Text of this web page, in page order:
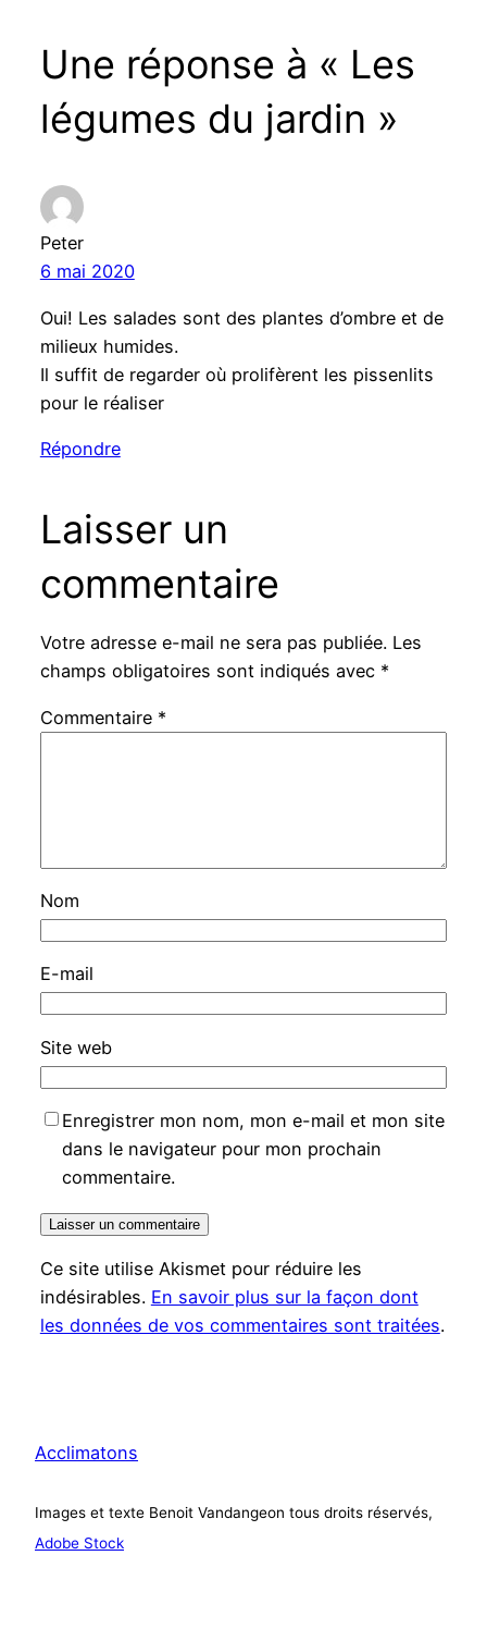
Une réponse à « Les
légumes du jardin »
Peter
6 mai 2020
Oui! Les salades sont des plantes d’ombre et de
milieux humides.
Il suffit de regarder où prolifèrent les pissenlits
pour le réaliser
Répondre
Laisser un
commentaire
Votre adresse e-mail ne sera pas publiée. Les
champs obligatoires sont indiqués avec *
Commentaire *
Nom
E-mail
Site web
Enregistrer mon nom, mon e-mail et mon site
dans le navigateur pour mon prochain
commentaire.
Ce site utilise Akismet pour réduire les
indésirables. En savoir plus sur la façon dont
les données de vos commentaires sont traitées.
Acclimatons
Images et texte Benoit Vandangeon tous droits réservés,
Adobe Stock